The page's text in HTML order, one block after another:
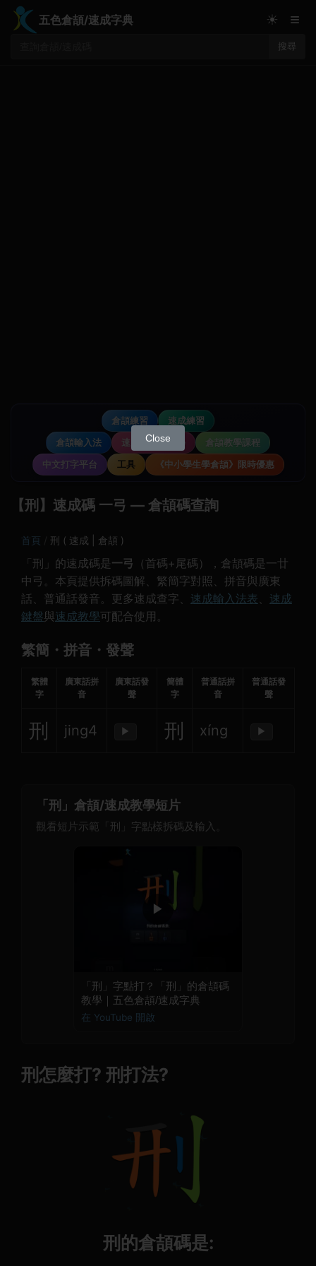
五色倉頡/速成字典
搜尋
☀ ≡
倉頡練習
速成練習
倉頡輸入法
速成輸入法教學
倉頡教學課程
中文打字平台
工具 《中小學生學倉頡》限時優惠
【刑】速成碼 一弓 — 倉頡碼查詢
首頁 刑 ( 速成 | 倉頡 )
「刑」的速成碼是 一弓 （首碼+尾碼），倉頡碼是一廿
中弓。本頁提供拆碼圖解、繁簡字對照、拼音與廣東
話、普通話發音。更多速成查字、 速成輸入法表、 速成
鍵盤與速成教學可配合使用。
繁簡・拼音・發聲
繁體
字
廣東話拼
音
廣東話發
聲
簡體
字
普通話拼
音
普通話發
聲
刑 jing4 ▶ 刑 xíng ▶
「刑」倉頡/速成教學短片
觀看短片示範「刑」字點樣拆碼及輸入。
▶
「刑」字點打？「刑」的倉頡碼
教學｜五色倉頡/速成字典
在 YouTube 開啟
刑怎麼打? 刑打法?
刑的倉頡碼是:
Close